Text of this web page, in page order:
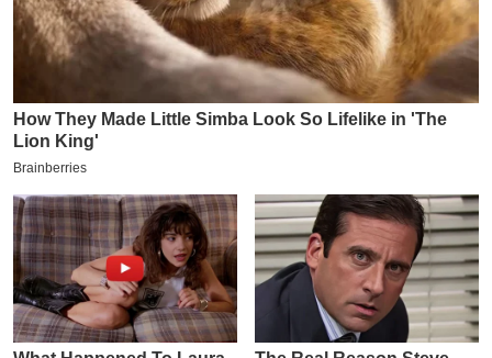
ट
I
L
2
0
2
6
क्रा
इ
म
ई